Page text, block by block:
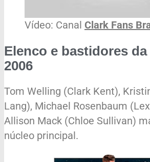
Vídeo: Canal Clark Fans
Elenco e bastidores da
2006
Tom Welling (Clark Kent),
Lang), Michael Rosenbaum
Allison Mack (Chloe Sullivan)
núcleo principal.